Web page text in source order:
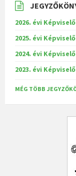
2026. évi
2025. évi
2024. évi
2023. évi
MÉG TÖBB